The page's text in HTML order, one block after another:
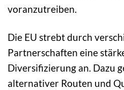
voranzutreiben.
Die EU strebt durch
Partnerschaften eine
Diversifizierung an. Dazu
alternativer Routen und